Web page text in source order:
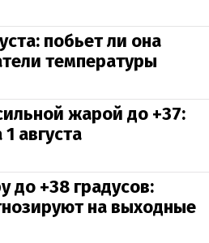
побьет ли она
температуры
жарой до +37:
августа
до +38 градусов:
на выходные